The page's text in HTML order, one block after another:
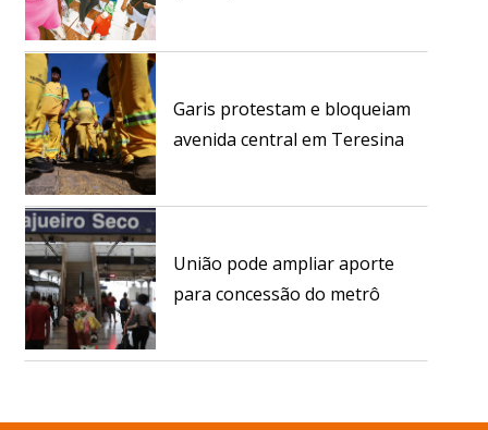
Garis protestam e bloqueiam
avenida central em Teresina
União pode ampliar aporte
para concessão do metrô